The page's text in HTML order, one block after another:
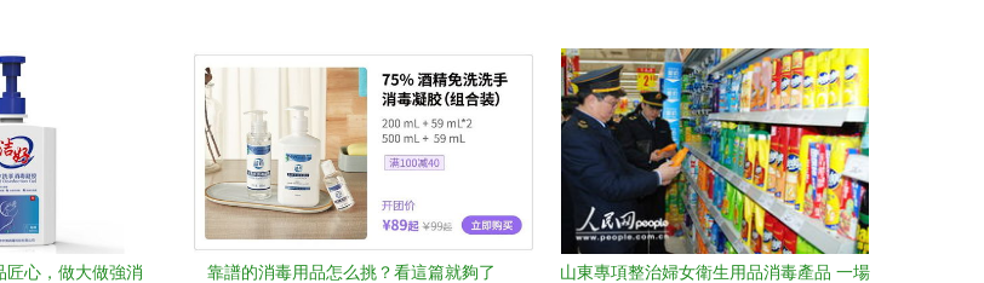
匠心，做大做強消
靠譜的消毒用品怎么挑？看這篇就夠了
山東專項整治婦女衛生用品消毒產品 一場